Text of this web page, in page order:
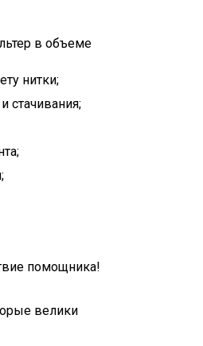
в объеме
нитки;
стачивания;
помощника!
велики